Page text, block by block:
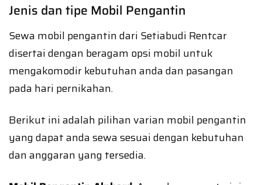
Jenis dan tipe Mobil Pengantin
Sewa mobil pengantin dari Setiabudi Rentcar
disertai dengan beragam opsi mobil untuk
mengakomodir kebutuhan anda dan pasangan
pada hari pernikahan.
Berikut ini adalah pilihan varian mobil pengantin
yang dapat anda sewa sesuai dengan kebutuhan
dan anggaran yang tersedia.